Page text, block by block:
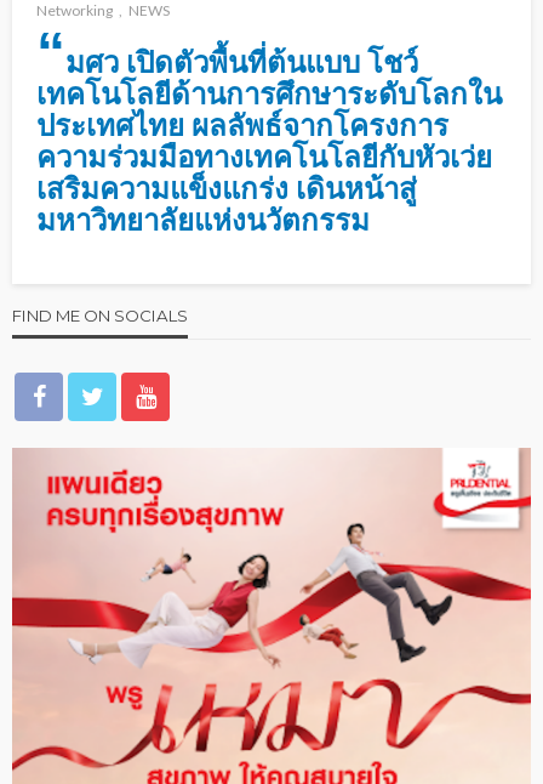
Networking
NEWS
“มศว เปิดตัวพื้นที่ต้นแบบ โชว์
เทคโนโลยีด้านการศึกษาระดับโลกใน
ประเทศไทย ผลลัพธ์จากโครงการ
ความร่วมมือทางเทคโนโลยีกับหัวเว่ย
เสริมความแข็งแกร่ง เดินหน้าสู่
มหาวิทยาลัยแห่งนวัตกรรม
FIND ME ON SOCIALS